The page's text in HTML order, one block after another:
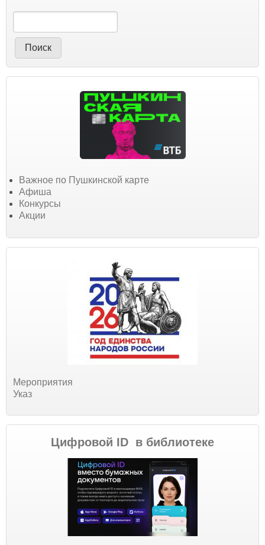
Поиск
Важное по Пушкинской карте
Афиша
Конкурсы
Акции
Мероприятия
Указ
Цифровой ID в библиотеке